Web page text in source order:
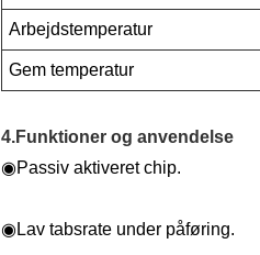
Arbejdstemperatur
Gem temperatur
4.Funktioner og anvendelse
◉Passiv aktiveret chip.
◉ Lav tabsrate under påføring.